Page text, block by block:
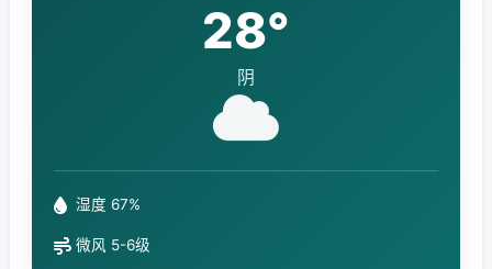
28°
阴
湿度 67%
微风 5-6级